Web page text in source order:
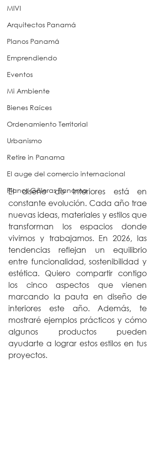
MIVI
Arquitectos Panamá
Planos Panamá
Emprendiendo
Eventos
Mi Ambiente
Bienes Raíces
Ordenamiento Territorial
Urbanismo
Retire in Panama
El auge del comercio internacional
Planos Galeras Panama
El diseño de interiores está en
constante evolución. Cada año trae
nuevas ideas, materiales y estilos que
transforman los espacios donde
vivimos y trabajamos. En 2026, las
tendencias reflejan un equilibrio
entre funcionalidad, sostenibilidad y
estética. Quiero compartir contigo
los cinco aspectos que vienen
marcando la pauta en diseño de
interiores este año. Además, te
mostraré ejemplos prácticos y cómo
algunos productos pueden
ayudarte a lograr estos estilos en tus
proyectos.